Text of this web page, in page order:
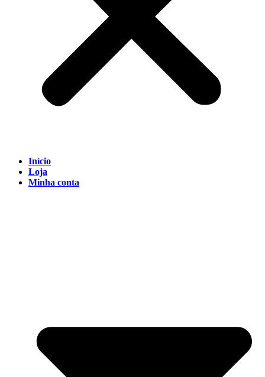
Início
Loja
Minha conta